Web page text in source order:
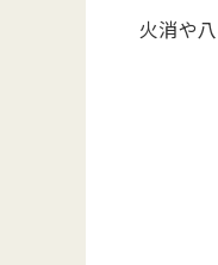
火消や